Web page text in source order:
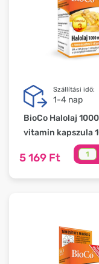
Szállítási idő:
1-4 nap
BioCo Halolaj
vitamin kapszula
5 169 Ft